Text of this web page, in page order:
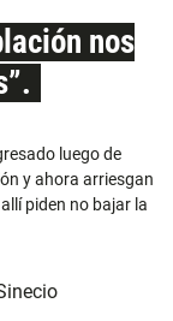
nos
luego de
y ahora arriesgan
piden no bajar la